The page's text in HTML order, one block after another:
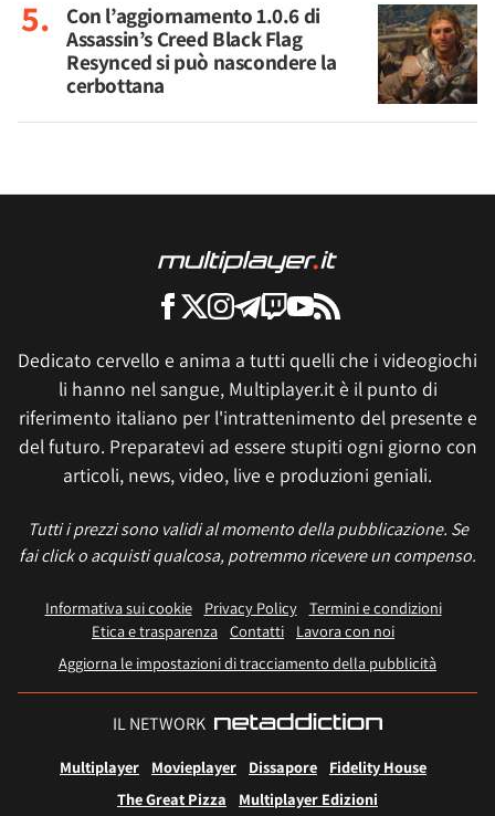
Con l’aggiornamento 1.0.6 di
Assassin’s Creed Black Flag
Resynced si può nascondere la
cerbottana
Dedicato cervello e anima a tutti quelli che i videogiochi
li hanno nel sangue, Multiplayer.it è il punto di
riferimento italiano per l'intrattenimento del presente e
del futuro. Preparatevi ad essere stupiti ogni giorno con
articoli, news, video, live e produzioni geniali.
Tutti i prezzi sono validi al momento della pubblicazione. Se
fai click o acquisti qualcosa, potremmo ricevere un compenso.
Informativa sui cookie Privacy Policy
Termini e condizioni
Etica e trasparenza Contatti
Lavora con noi
Aggiorna le impostazioni di tracciamento della pubblicità
IL NETWORK
Multiplayer Movieplayer Dissapore
Fidelity House
The Great Pizza
Multiplayer Edizioni